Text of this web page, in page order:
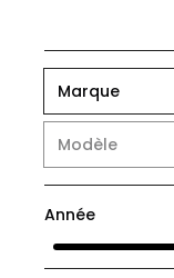
Marque
Modèle
Année